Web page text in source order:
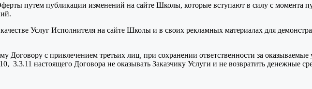
путем публикации изменений на сайте Школы, которые вступают в силу с момента
Услуг Исполнителя на сайте Школы и в своих рекламных материалах для
с привлечением третьих лиц, при сохранении ответственности за оказываемые
3.3.11 настоящего Договора не оказывать Заказчику Услуги и не возвратить денежные